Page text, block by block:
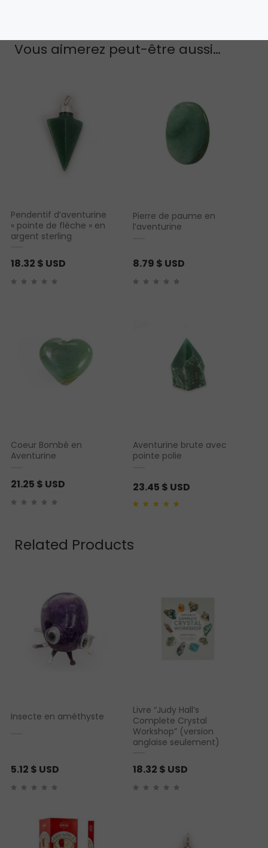
Vous aimerez peut-être aussi…
Pendentif d’aventurine
« pointe de flèche » en
argent sterling
18.32 $ USD
Pierre de paume en
l’aventurine
8.79 $ USD
Coeur Bombé en
Aventurine
21.25 $ USD
Aventurine brute avec
pointe polie
23.45 $ USD
Related Products
Insecte en améthyste
5.12 $ USD
Livre “Judy Hall’s
Complete Crystal
Workshop” (version
anglaise seulement)
18.32 $ USD